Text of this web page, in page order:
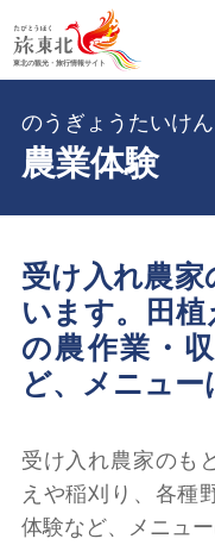
農業体験
のうぎょうたいけん
受け入れ農
います。田
の農作業・
ど、メニュー
受け入れ農家のも
えや稲刈り、各種
体験など、メニュー